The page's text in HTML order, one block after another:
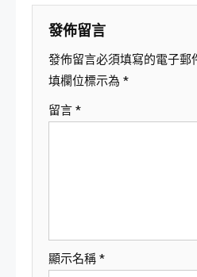
覽
發佈留言
發佈留言必須填寫的電子郵
填欄位標示為 *
留言 *
顯示名稱 *